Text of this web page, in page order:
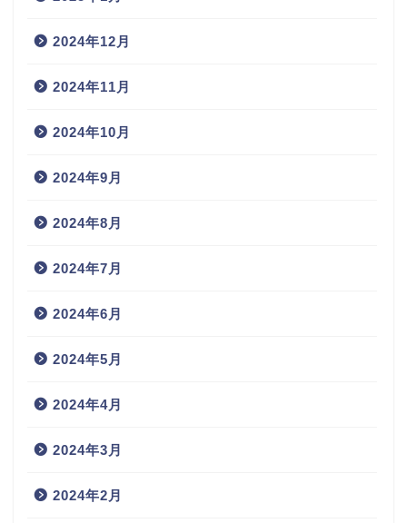
2024年12月
2024年11月
2024年10月
2024年9月
2024年8月
2024年7月
2024年6月
2024年5月
2024年4月
2024年3月
2024年2月